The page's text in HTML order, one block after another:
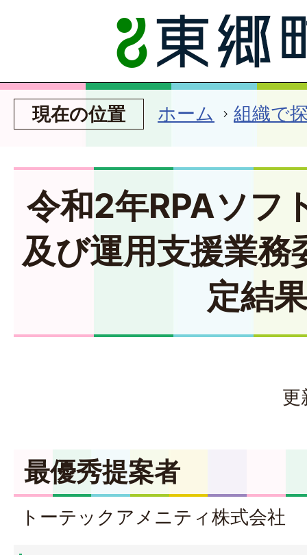
現在の位置 ホーム 組織で
令和2年RPAソフ
及び運用支援業務
定結果
更
最優秀提案者
トーテックアメニティ株式会社